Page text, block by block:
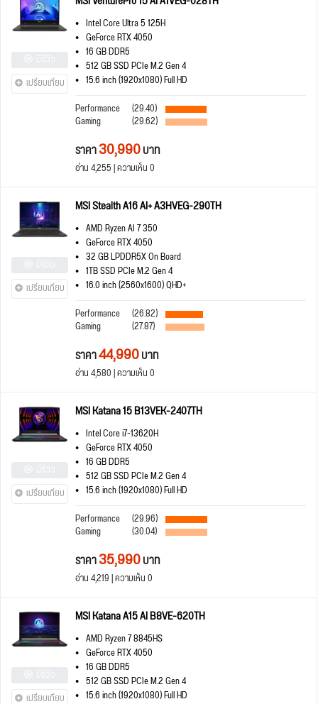
เปรียบเทียบ
Intel Core Ultra 5 125H
GeForce RTX 4050
16 GB DDR5
512 GB SSD PCIe M.2 Gen 4
15.6 inch (1920x1080) Full HD
Performance
(29.40)
Gaming (29.62)
ราคา30,990บาท
อ่าน 4,255 | ความเห็น 0
เปรียบเทียบ
MSI Stealth A16 AI+ A3HVEG-290TH
AMD Ryzen AI 7 350
GeForce RTX 4050
32 GB LPDDR5X On Board
1TB SSD PCIe M.2 Gen 4
16.0 inch (2560x1600) QHD+
Performance
(26.82)
Gaming (27.87)
ราคา44,990บาท
อ่าน 4,580 | ความเห็น 0
เปรียบเทียบ
MSI Katana 15 B13VEK-2407TH
Intel Core i7-13620H
GeForce RTX 4050
16 GB DDR5
512 GB SSD PCIe M.2 Gen 4
15.6 inch (1920x1080) Full HD
Performance
(29.96)
Gaming (30.04)
ราคา35,990บาท
อ่าน 4,219 | ความเห็น 0
เปรียบเทียบ
MSI Katana A15 AI B8VE-620TH
AMD Ryzen 7 8845HS
GeForce RTX 4050
16 GB DDR5
512 GB SSD PCIe M.2 Gen 4
15.6 inch (1920x1080) Full HD